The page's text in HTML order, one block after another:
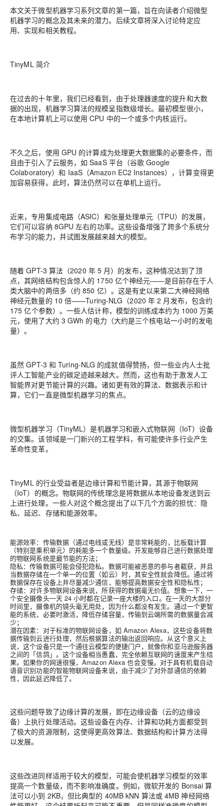
本文关于微型机器学习系列文章的第一篇， 旨在向读者介绍微型
机器学习的概念及其未来的潜力。 后续文章将深入讨论特定应
用、实现和相关教程。
TinyML 简介
在过去的十年里，我们已经看到，由于处理器速度的提升和大数
据的出现，机器学习算法的规模呈指数级增长。最初模型很小，
在本地计算机上可以使用 CPU 中的一个或多个内核运行。
不久之后，使用 GPU 的计算成为处理更大数据集的必要条件，而
且由于引入了云服务，如 SaaS 平台（谷歌 Google
Colaboratory）和 IaaS（Amazon EC2 Instances），计算变得更
加容易获得。此时，算法仍然可以在单机上运行。
近来，专用集成电路（ASIC）和张量处理单元（TPU）的发展，
它们可以容纳 8GPU 左右的功率。这些设备增强了跨多个系统分
布学习的能力，并试图发展越来越大的模型。
随着 GPT-3 算法（2020 年 5 月）的发布，这种情况达到了顶
点，其网络结构包含惊人的 1750 亿个神经元——是目前存在于人
类大脑中的两倍多（约 850 亿）。这是有史以来第二大神经网络
神经元数量的 10 倍——Turing-NLG（2020 年 2 月发布，包含约
175 亿个参数）。一些人估计称，模型的训练成本约为 1000 万美
元，使用了大约 3 GWh 的电力（大约是三个核电站一小时的发电
量）。
虽然 GPT-3 和 Turing-NLG 的成就值得赞扬，但一些业内人士批
评人工智能产业的碳足迹越来越大。然而，这也有助于激发人工
智能界对更节能计算的兴趣。诸如更有效的算法、数据表示和计
算，它们一直是微型机器学习的焦点。
微型机器学习（TinyML）是机器学习和嵌入式物联网（IoT）设备
的交集。该领域是一门新兴的工程学科，有可能使许多行业产生
革命性变革。
TinyML 的行业受益者是边缘计算和节能计算，其源于物联网
（IoT）的概念。物联网的传统理念是将数据从本地设备发送到云
上进行处理。一些人对这个概念提出了以下几个方面的担忧：隐
私、延迟、存储和能源效率。
能源效率： 传输数据（通过电线或无线）是非常耗能的，比板载计算
（特别是乘积单元）的耗能多一个数量级。开发能够自己进行数据处理
的物联网系统是最节能的方法；
隐私：传输数据可能会侵犯隐私。数据可能被恶意的参与者截获，并且
当数据存储在一个单一的位置（如云）时，其安全性就会降低。通过将
数据保存在设备上并尽量减少通信，能够提高数据安全性和隐私性；
存储： 对许多物联网设备来说，所获得的数据毫无价值。想象一下，一
个安全摄像头一天 24 小时都在记录一座大楼的入口。在一天的大部分
时间里，摄像机的镜头毫无用处，因为什么都没有发生。通过一个更智
能的系统，必要时激活，降低存储容量，传输到云端所需的数据量会减
少；
潜在因素： 对于标准的物联网设备，如 Amazon Alexa，这些设备将数
据传输到云进行处理，然后根据算法的输出返回响应。从这个意义上
说，这个设备只是一个通往云模型的便捷门户，就像你和亚马逊服务器
之间的「信鸽」。这个设备相当愚蠢，完全依赖互联网的速度来产生结
果。如果你的网速很慢，Amazon Alexa 也会变慢。对于具有机载自动
语音识别功能的智能物联网设备来说，由于减少了对外部通信的依赖
性，因此延迟降低了。
这些问题导致了边缘计算的发展，即在边缘设备（云的边缘设
备）上执行处理活动。这些设备在内存、计算和功耗方面都受到
了极大的资源限制，这使得更高效算法、数据结构和计算方法得
以发展。
这些改进同样适用于较大的模型，可能会使机器学习模型的效率
提高一个数量级，而不影响准确度。例如，微软开发的 Bonsai 算
法可以小到 2KB，但比典型的 40MB kNN 算法或 4MB 神经网络